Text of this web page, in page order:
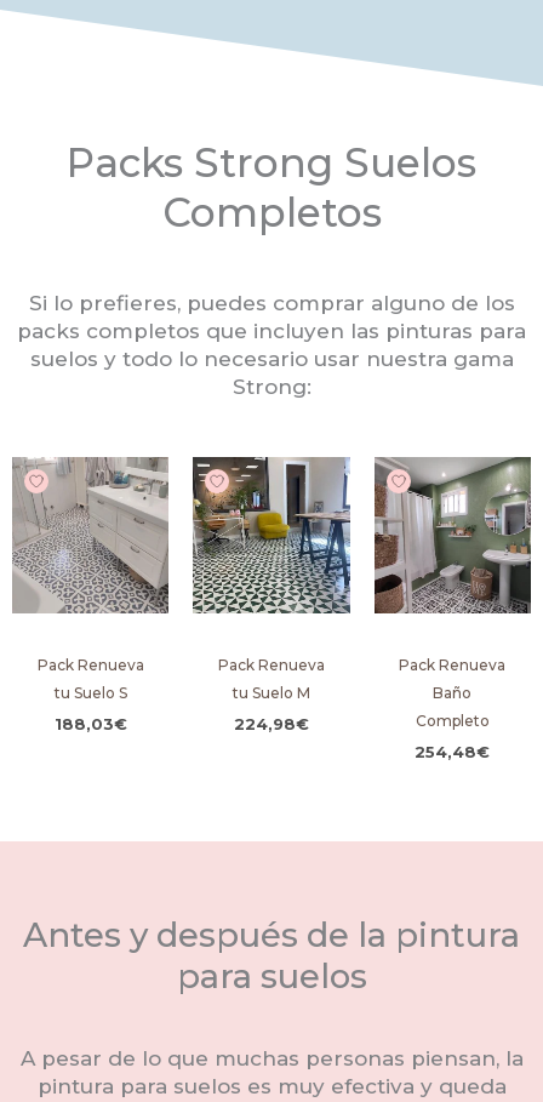
Packs Strong Suelos
Completos
Si lo prefieres, puedes comprar alguno de los
packs completos que incluyen las pinturas para
suelos y todo lo necesario usar nuestra gama
Strong:
Pack Renueva
tu Suelo S
188,03€
Pack Renueva
tu Suelo M
224,98€
Pack Renueva
Baño
Completo
254,48€
Antes y después de la pintura
para suelos
A pesar de lo que muchas personas piensan, la
pintura para suelos es muy efectiva y queda